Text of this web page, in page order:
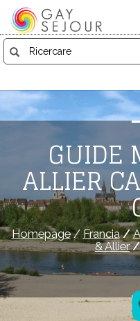
GUIDE
ALLIER
Homepage/Francia/
& Allier